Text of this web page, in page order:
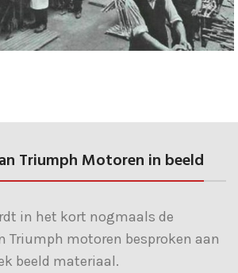
Triumph Motoren in beeld
in het kort nogmaals de
Triumph motoren besproken aan
beeld materiaal.